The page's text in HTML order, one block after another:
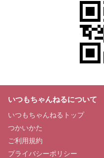
いつもちゃんねるについて
いつもちゃんねるトップ
つかいかた
ご利用規約
プライバシーポリシー